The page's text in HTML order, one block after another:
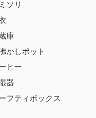
ソリ
庫
かしポット
ヒー
器
フティボックス